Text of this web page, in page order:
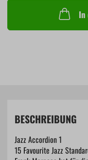
In
BESCHREIBUNG
Jazz Accordion 1
15 Favourite Jazz